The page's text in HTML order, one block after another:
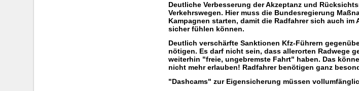
Deutliche Verbesserung der Akzeptanz und
Verkehrswegen. Hier muss die Bundesregierung
Kampagnen starten, damit die Radfahrer sich auch
sicher fühlen können.
Deutlich verschärfte Sanktionen Kfz-Führern
nötigen. Es darf nicht sein, dass allerorten Radwege
weiterhin "freie, ungebremste Fahrt" haben. Das
nicht mehr erlauben! Radfahrer benötigen ganz
"Dashcams" zur Eigensicherung müssen